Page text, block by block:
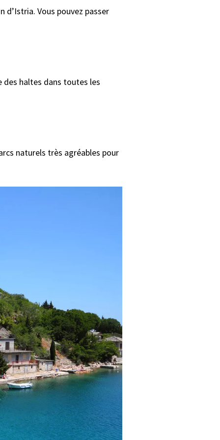
d’Istria. Vous pouvez passer
des haltes dans toutes les
naturels très agréables pour